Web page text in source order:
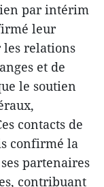
par intérim
leur
les relations
et de
le soutien
contacts de
confirmé la
partenaires
contribuant